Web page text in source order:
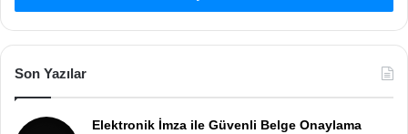
Son Yazılar
Elektronik İmza ile Güvenli Belge Onaylama